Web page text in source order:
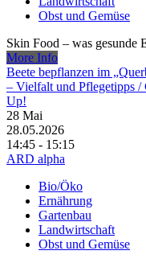
Obst und Gemüse
Skin Food – was gesunde
More Info
Beete bepflanzen im
– Vielfalt und Pflegetipps /​
Up!
28 Mai
28.05.2026
14:45 - 15:15
ARD alpha
Bio/Öko
Ernährung
Gartenbau
Landwirtschaft
Obst und Gemüse